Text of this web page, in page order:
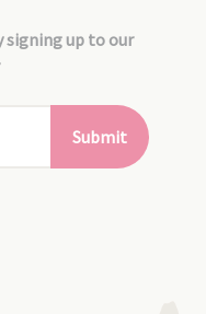
signing up to our
Submit